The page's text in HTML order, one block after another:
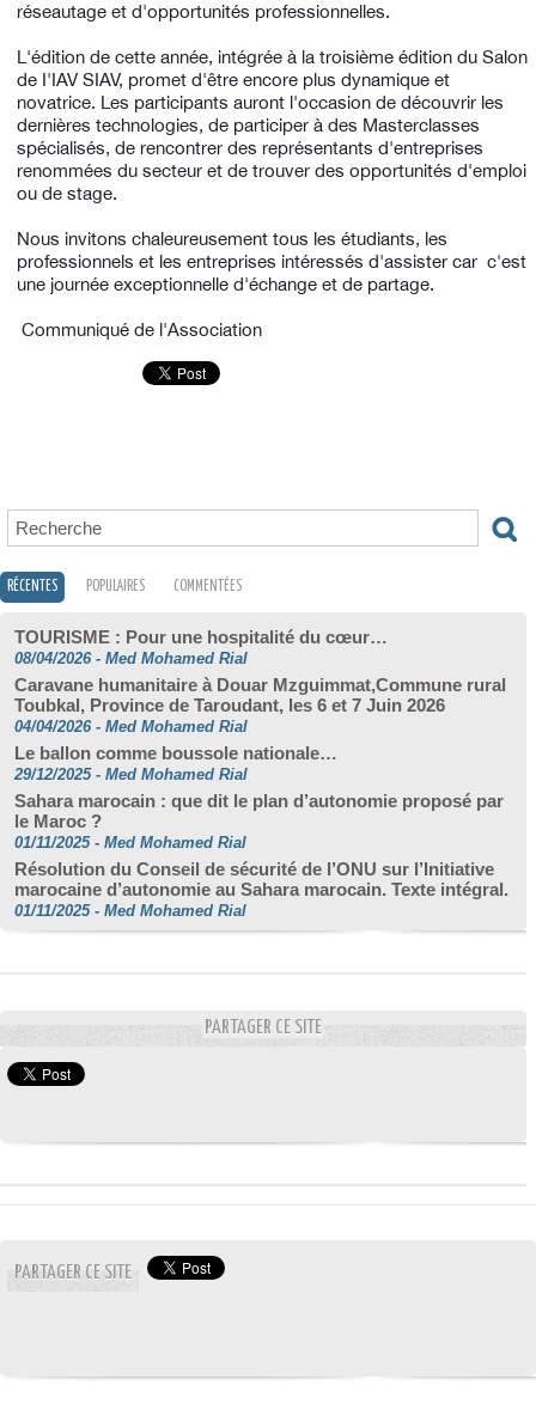
réseautage et d'opportunités professionnelles.
L'édition de cette année, intégrée à la troisième édition du Salon
de I'IAV SIAV, promet d'être encore plus dynamique et
novatrice. Les participants auront l'occasion de découvrir les
dernières technologies, de participer à des Masterclasses
spécialisés, de rencontrer des représentants d'entreprises
renommées du secteur et de trouver des opportunités d'emploi
ou de stage.
Nous invitons chaleureusement tous les étudiants, les
professionnels et les entreprises intéressés d'assister car c'est
une journée exceptionnelle d'échange et de partage.
Communiqué de l'Association
RÉCENTES POPULAIRES COMMENTÉES
TOURISME : Pour une hospitalité du cœur…
08/04/2026 - Med Mohamed Rial
Caravane humanitaire à Douar Mzguimmat,Commune rural
Toubkal, Province de Taroudant, les 6 et 7 Juin 2026
04/04/2026 - Med Mohamed Rial
Le ballon comme boussole nationale…
29/12/2025 - Med Mohamed Rial
Sahara marocain : que dit le plan d’autonomie proposé par
le Maroc ?
01/11/2025 - Med Mohamed Rial
Résolution du Conseil de sécurité de l’ONU sur l’Initiative
marocaine d’autonomie au Sahara marocain. Texte intégral.
01/11/2025 - Med Mohamed Rial
PARTAGER CE SITE
PARTAGER CE SITE